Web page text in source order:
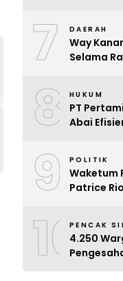
7 DAERAH
Way
Selama
8 HUKUM
PT
Abai
9 POLITIK
Waketum
Patrice
10PENCAK
4.250